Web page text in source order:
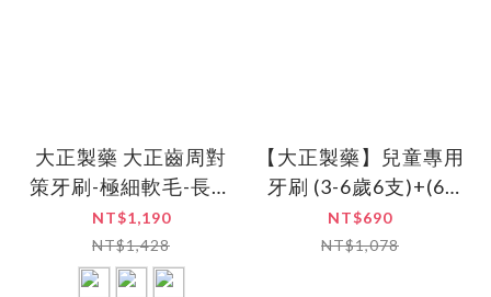
大正製藥 大正齒周對
策牙刷-極細軟毛-長頭
型/短頭型 買10送2 (共
12入．顏色隨機)
NT$1,190
NT$1,428
【大正製藥】兒童專用
牙刷 (3-6歲6支)+(6-
12歲6支) (共12入．姓
名貼款式隨機出貨)
NT$690
NT$1,078